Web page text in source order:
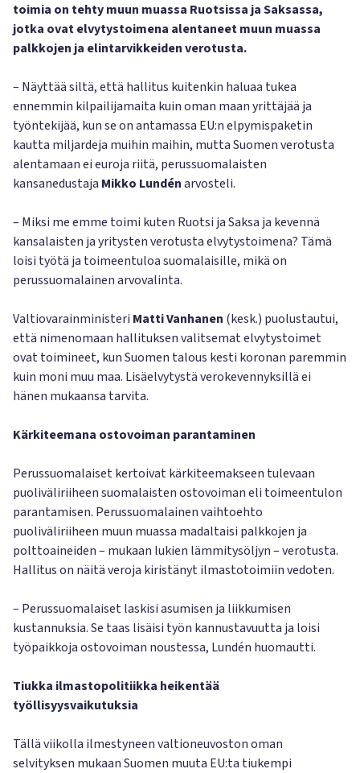
toimia on tehty muun muassa Ruotsissa ja Saksassa,
jotka ovat elvytystoimena alentaneet muun muassa
palkkojen ja elintarvikkeiden verotusta.
– Näyttää siltä, että hallitus kuitenkin haluaa tukea
ennemmin kilpailijamaita kuin oman maan yrittäjää ja
työntekijää, kun se on antamassa EU:n elpymispaketin
kautta miljardeja muihin maihin, mutta Suomen verotusta
alentamaan ei euroja riitä, perussuomalaisten
kansanedustaja Mikko Lundénarvosteli.
– Miksi me emme toimi kuten Ruotsi ja Saksa ja kevennä
kansalaisten ja yritysten verotusta elvytystoimena? Tämä
loisi työtä ja toimeentuloa suomalaisille, mikä on
perussuomalainen arvovalinta.
Valtiovarainministeri Matti Vanhanen (kesk.) puolustautui,
että nimenomaan hallituksen valitsemat elvytystoimet
ovat toimineet, kun Suomen talous kesti koronan paremmin
kuin moni muu maa. Lisäelvytystä verokevennyksillä ei
hänen mukaansa tarvita.
Kärkiteemana ostovoiman parantaminen
Perussuomalaiset kertoivat kärkiteemakseen tulevaan
puoliväliriiheen suomalaisten ostovoiman eli toimeentulon
parantamisen. Perussuomalainen vaihtoehto
puoliväliriiheen muun muassa madaltaisi palkkojen ja
polttoaineiden – mukaan lukien lämmitysöljyn – verotusta.
Hallitus on näitä veroja kiristänyt ilmastotoimiin vedoten.
– Perussuomalaiset laskisi asumisen ja liikkumisen
kustannuksia. Se taas lisäisi työn kannustavuutta ja loisi
työpaikkoja ostovoiman noustessa, Lundén huomautti.
Tiukka ilmastopolitiikka heikentää
työllisyysvaikutuksia
Tällä viikolla ilmestyneen valtioneuvoston oman
selvityksen mukaan Suomen muuta EU:ta tiukempi